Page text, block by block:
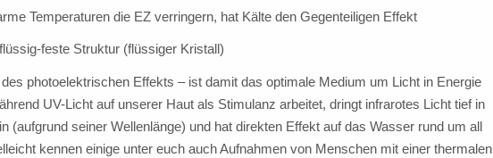
Temperaturen die EZ verringern, hat Kälte den Gegenteiligen Effekt
feste Struktur (flüssiger Kristall)
photoelektrischen Effekts – ist damit das optimale Medium um Licht in Energie
UV-Licht auf unserer Haut als Stimulanz arbeitet, dringt infrarotes Licht tief in
(aufgrund seiner Wellenlänge) und hat direkten Effekt auf das Wasser rund um all
kennen einige unter euch auch Aufnahmen von Menschen mit einer thermalen